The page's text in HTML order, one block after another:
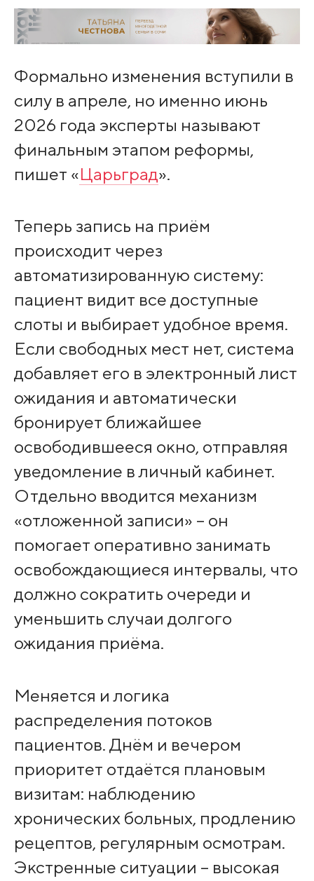
Формально изменения вступили в
силу в апреле, но именно июнь
2026 года эксперты называют
финальным этапом реформы,
пишет «Царьград».
Теперь запись на приём
происходит через
автоматизированную систему:
пациент видит все доступные
слоты и выбирает удобное время.
Если свободных мест нет, система
добавляет его в электронный лист
ожидания и автоматически
бронирует ближайшее
освободившееся окно, отправляя
уведомление в личный кабинет.
Отдельно вводится механизм
«отложенной записи» – он
помогает оперативно занимать
освобождающиеся интервалы, что
должно сократить очереди и
уменьшить случаи долгого
ожидания приёма.
Меняется и логика
распределения потоков
пациентов. Днём и вечером
приоритет отдаётся плановым
визитам: наблюдению
хронических больных, продлению
рецептов, регулярным осмотрам.
Экстренные ситуации – высокая